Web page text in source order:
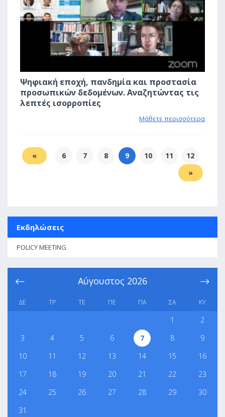
Ψηφιακή εποχή, πανδημία και προστασία
προσωπικών δεδομένων. Αναζητώντας τις
λεπτές ισορροπίες
Μάθετε περισσότερα
« 6 7 8 9 10 11
12
»
Εκδηλώσεις
POLICY MEETING
Αύγουστος 2026
ΔΕ ΤΡ ΤΕ ΠΕ ΠΑ ΣΑ ΚΥ
1
2
3
4 5 6 7 8
9
10
11 12 13 14 15
16
17
18 19 20 21 22
23
24
25 26 27 28 29
30
31